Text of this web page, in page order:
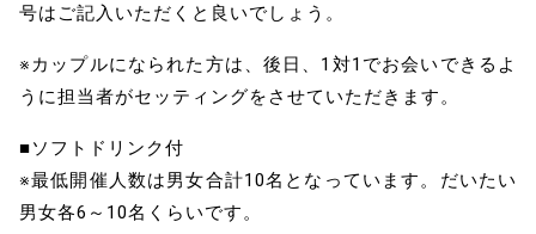
号はご記入いただくと良いでしょう。
※カップルになられた方は、後日、1対1でお会いできるよ
うに担当者がセッティングをさせていただきます。
■ソフトドリンク付
※最低開催人数は男女合計10名となっています。だいたい
男女各6～10名くらいです。